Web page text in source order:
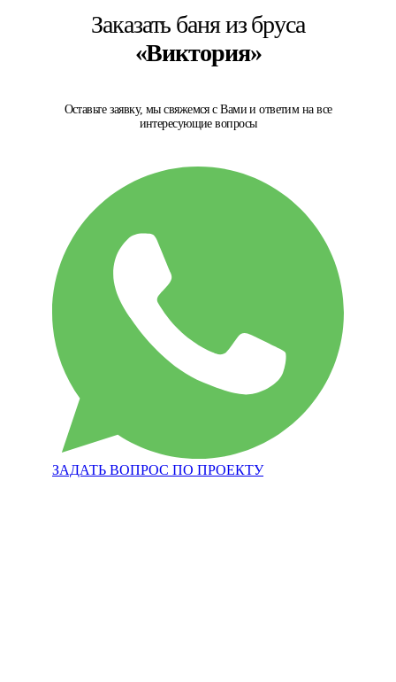
Заказать баня из бруса
«Виктория»
Оставьте заявку, мы свяжемся с Вами и ответим на все
интересующие вопросы
ЗАДАТЬ ВОПРОС ПО ПРОЕКТУ